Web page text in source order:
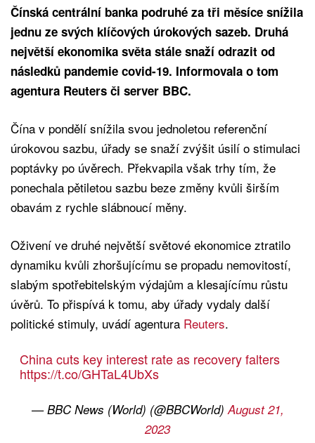
Čínská centrální banka podruhé za tři měsíce snížila
jednu ze svých klíčových úrokových sazeb. Druhá
největší ekonomika světa stále snaží odrazit od
následků pandemie covid-19. Informovala o tom
agentura Reuters či server BBC.
Čína v pondělí snížila svou jednoletou referenční
úrokovou sazbu, úřady se snaží zvýšit úsilí o stimulaci
poptávky po úvěrech. Překvapila však trhy tím, že
ponechala pětiletou sazbu beze změny kvůli širším
obavám z rychle slábnoucí měny.
Oživení ve druhé největší světové ekonomice ztratilo
dynamiku kvůli zhoršujícímu se propadu nemovitostí,
slabým spotřebitelským výdajům a klesajícímu růstu
úvěrů. To přispívá k tomu, aby úřady vydaly další
politické stimuly, uvádí agentura Reuters.
China cuts key interest rate as recovery falters
https://t.co/GHTaL4UbXs
— BBC News (World) (@BBCWorld)August 21,
2023